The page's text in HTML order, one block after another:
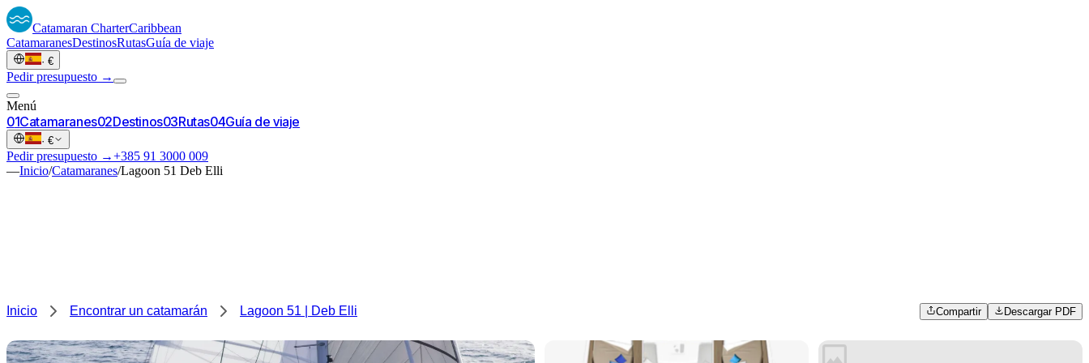
Catamaran CharterCaribbean
CatamaranesDestinosRutasGuía de viaje
· €
Pedir presupuesto →
Menú
01Catamaranes02Destinos03Rutas04Guía de viaje
· €
Pedir presupuesto →+385 91 3000 009
—Inicio/Catamaranes/Lagoon 51 Deb Elli
Inicio Encontrar un catamarán Lagoon 51 | Deb Elli Compartir Descargar PDF